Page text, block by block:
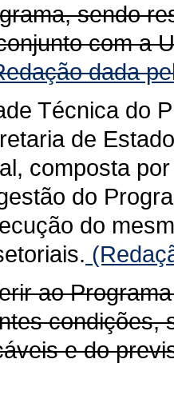
sendo
com a
dada
Técnica do
de
composta
do
do
ao
condições,
e do